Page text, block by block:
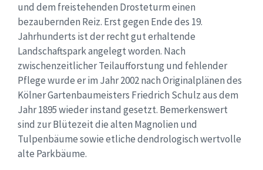
und dem freistehenden Drosteturm einen
bezaubernden Reiz. Erst gegen Ende des 19.
Jahrhunderts ist der recht gut erhaltende
Landschaftspark angelegt worden. Nach
zwischenzeitlicher Teilaufforstung und fehlender
Pflege wurde er im Jahr 2002 nach Originalplänen des
Kölner Gartenbaumeisters Friedrich Schulz aus dem
Jahr 1895 wieder instand gesetzt. Bemerkenswert
sind zur Blütezeit die alten Magnolien und
Tulpenbäume sowie etliche dendrologisch wertvolle
alte Parkbäume.